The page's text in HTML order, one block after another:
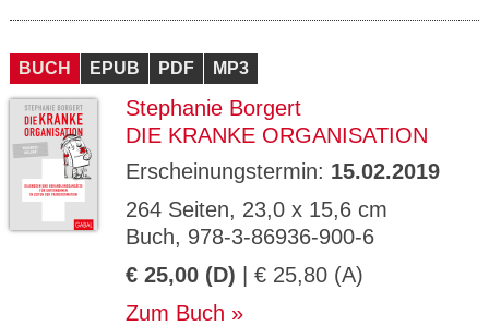
BUCH EPUB PDF MP3
Stephanie Borgert
DIE KRANKE ORGANISATION
Erscheinungstermin: 15.02.2019
264 Seiten, 23,0 x 15,6 cm
Buch, 978-3-86936-900-6
€ 25,00 (D) | € 25,80 (A)
Zum Buch